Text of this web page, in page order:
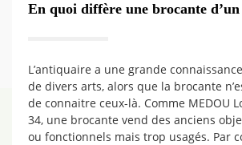
En quoi diffère une brocante
L’antiquaire a une grande
de divers arts, alors que la brocante
de connaitre ceux-là. Comme MEDOU
34, une brocante vend des anciens
ou fonctionnels mais trop usagés. Par